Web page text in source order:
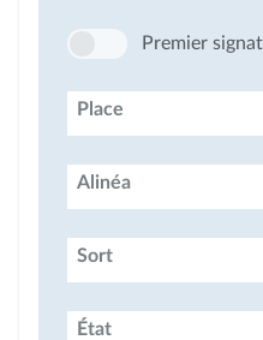
Premier
Place
Alinéa
Sort
État